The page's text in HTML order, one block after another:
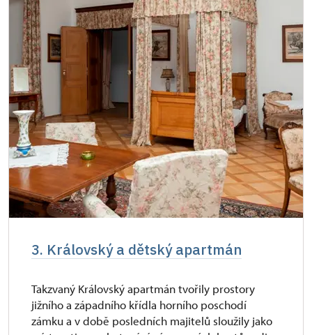
3. Královský a dětský apartmán
Takzvaný Královský apartmán tvořily prostory
jižního a západního křídla horního poschodí
zámku a v době posledních majitelů sloužily jako